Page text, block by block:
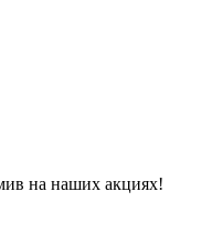
на наших акциях!